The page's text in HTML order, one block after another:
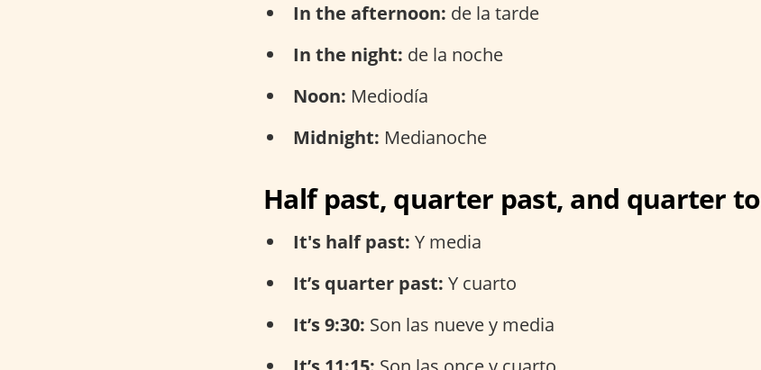
In the afternoon: de la tarde
In the night: de la noche
Noon: Mediodía
Midnight: Medianoche
Half past, quarter past, and quarter to
It's half past: Y media
It’s quarter past: Y cuarto
It’s 9:30: Son las nueve y media